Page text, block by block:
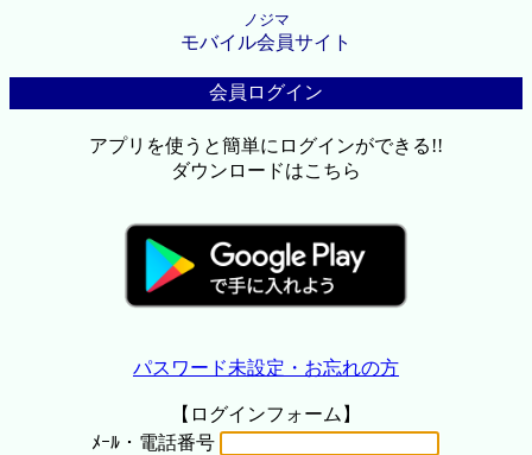
ノジマ
モバイル会員サイト
会員ログイン
アプリを使うと簡単にログインができる!!
ダウンロードはこちら
パスワード未設定・お忘れの方
【ログインフォーム】
ﾒｰﾙ・電話番号